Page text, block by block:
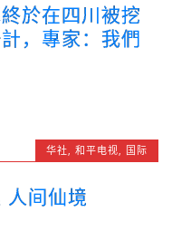
於在四川被挖
，專家：我們
华社, 和平电视, 国际
人间仙境